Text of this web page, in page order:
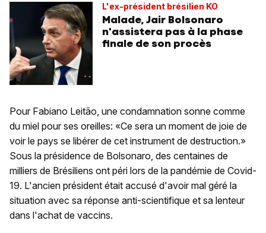
L'ex-président brésilien KO
Malade, Jair Bolsonaro
n'assistera pas à la phase
finale de son procès
Pour Fabiano Leitão, une condamnation sonne comme
du miel pour ses oreilles: «Ce sera un moment de joie de
voir le pays se libérer de cet instrument de destruction.»
Sous la présidence de Bolsonaro, des centaines de
milliers de Brésiliens ont péri lors de la pandémie de Covid-
19. L'ancien président était accusé d'avoir mal géré la
situation avec sa réponse anti-scientifique et sa lenteur
dans l'achat de vaccins.